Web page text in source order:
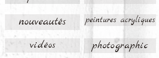
nouveautés peintures acryliques
vidéos photographic